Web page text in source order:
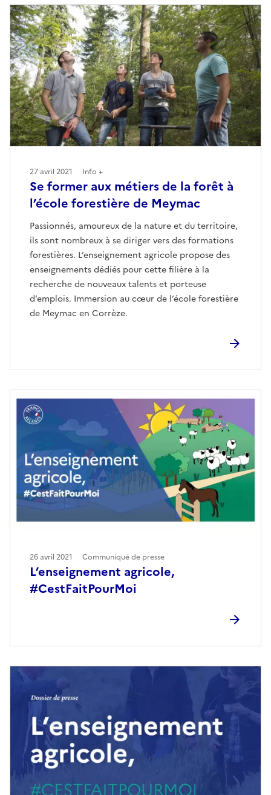
Se former aux métiers de la forêt à
l’école forestière de Meymac
Passionnés, amoureux de la nature et du territoire,
ils sont nombreux à se diriger vers des formations
forestières. L’enseignement agricole propose des
enseignements dédiés pour cette filière à la
recherche de nouveaux talents et porteuse
d’emplois. Immersion au cœur de l’école forestière
de Meymac en Corrèze.
27 avril 2021 Info +
L’enseignement agricole,
#CestFaitPourMoi
26 avril 2021 Communiqué de presse